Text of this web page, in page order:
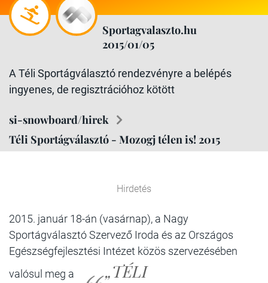
Sportagvalaszto.hu
2015/01/05
A Téli Sportágválasztó rendezvényre a belépés
ingyenes, de regisztrációhoz kötött
si-snowboard/hirek
Téli Sportágválasztó - Mozogj télen is! 2015
Hirdetés
2015. január 18-án (vasárnap), a Nagy
Sportágválasztó Szervező Iroda és az Országos
Egészségfejlesztési Intézet közös szervezésében
valósul meg a
„TÉLI